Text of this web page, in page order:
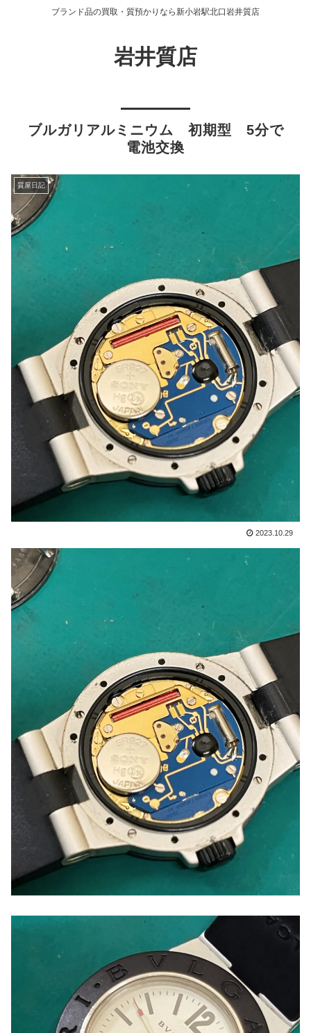
ブランド品の買取・質預かりなら新小岩駅北口岩井質店
岩井質店
ブルガリアルミニウム 初期型 5分で
電池交換
質屋日記
2023.10.29